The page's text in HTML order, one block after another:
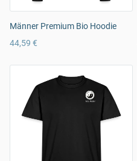
Männer Premium Bio Hoodie
44,59 €